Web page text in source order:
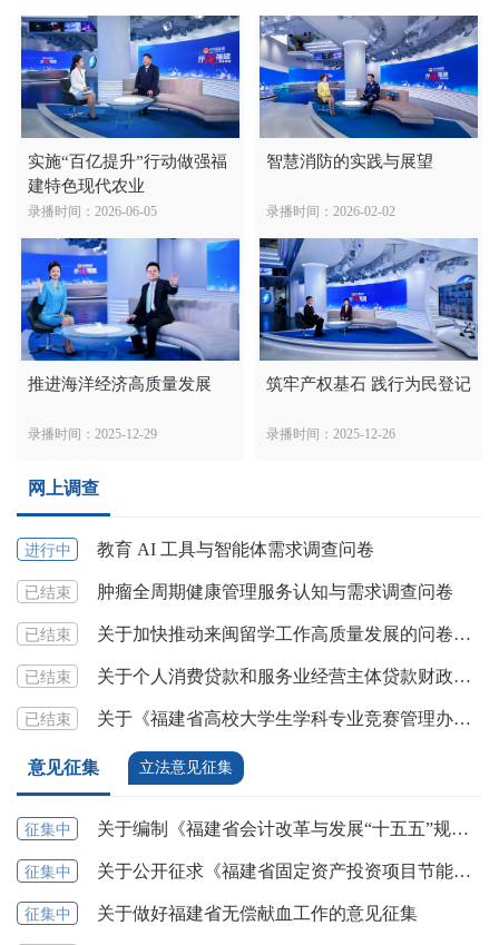
实施“百亿提升”行动做强福
建特色现代农业
录播时间：2026-06-05
智慧消防的实践与展望
录播时间：2026-02-02
推进海洋经济高质量发展
录播时间：2025-12-29
筑牢产权基石 践行为民登记
录播时间：2025-12-26
网上调查
进行中 教育 AI 工具与智能体需求调查问卷
已结束 肿瘤全周期健康管理服务认知与需求调查问卷
已结束 关于加快推动来闽留学工作高质量发展的问卷调查
已结束 关于个人消费贷款和服务业经营主体贷款财政贴息政策的网上调查
已结束 关于《福建省高校大学生学科专业竞赛管理办法》修订意见的问卷调查
意见征集 立法意见征集
征集中 关于编制《福建省会计改革与发展“十五五”规划》的意见征集
征集中 关于公开征求《福建省固定资产投资项目节能审查和碳排放评价实施办法》（征求意见稿）意见建议的公告​
征集中 关于做好福建省无偿献血工作的意见征集